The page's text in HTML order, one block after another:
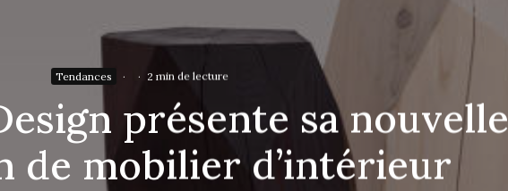
Tendances · · 2 min de lecture
présente sa nouvelle
de mobilier d’intérieur